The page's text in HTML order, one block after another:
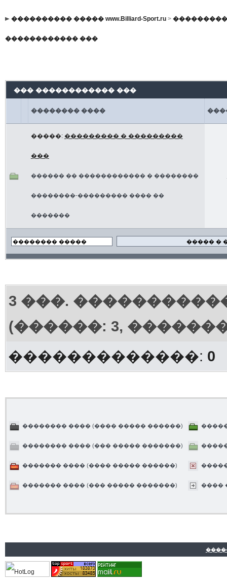
���������� ����� www.Billiard-Sport.ru>
������������ ���
��� ������������ ���
�������� ����
�����: ��������� � ���������
���
������ �� ������������ � ��������
��������-��������� ���� ��
�������
3 ���.
(������: 3,
�������������: 0
�������� ���� (���� ����� ������)
�������� ���� (��� ����� �������)
������� ���� (���� ����� ������)
������� ���� (��� ����� �������) ����